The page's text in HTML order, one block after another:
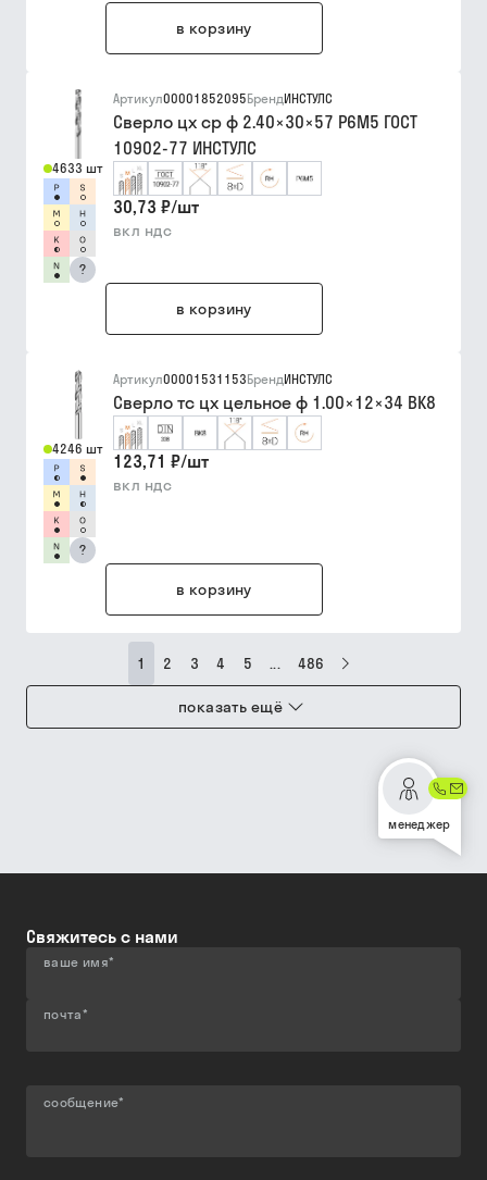
в корзину
4633 шт
?
Артикул00001852095БрендИНСТУЛС
Сверло цх ср ф 2.40×30×57 Р6М5 ГОСТ
10902-77 ИНСТУЛС
30,73 ₽/шт
вкл ндс
в корзину
4246 шт
?
Артикул00001531153БрендИНСТУЛС
Сверло тс цх цельное ф 1.00×12×34 ВК8
123,71 ₽/шт
вкл ндс
в корзину
1 2 3 4 5 ... 486
показать ещё
менеджер
Свяжитесь с нами
ваше имя*
почта*
сообщение*